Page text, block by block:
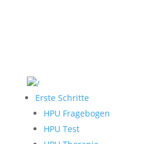
Erste Schritte
HPU Fragebogen
HPU Test